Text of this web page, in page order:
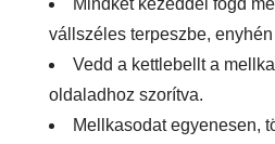
vállszéles terpeszbe,
Vedd a kettlebellt a
oldaladhoz szorítva.
Mellkasodat egyenesen,